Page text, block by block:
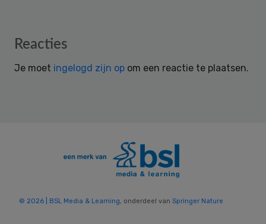
Reader
Reacties
Je moet ingelogd zijn op om een reactie te plaatsen.
© 2026 | BSL Media & Learning, onderdeel van Springer Nature